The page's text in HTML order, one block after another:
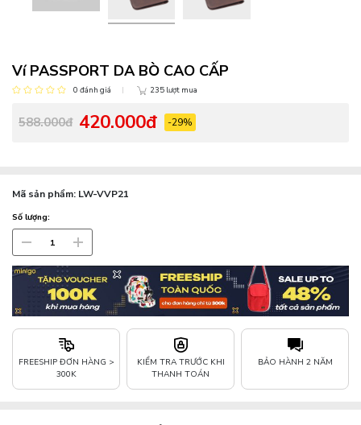
Ví PASSPORT DA BÒ CAO CẤP
0 đánh giá 235 lượt mua
588.000đ 420.000đ -29%
Mã sản phẩm: LW-VVP21
Số lượng:
FREESHIP ĐƠN HÀNG >
300K
KIỂM TRA TRƯỚC KHI
THANH TOÁN
BẢO HÀNH 2 NĂM